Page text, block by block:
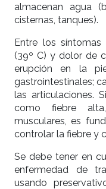
almacenan agua
cisternas, tanques).
Entre los
(39º C) y dolor de
erupción en la
gastrointestinales;
las articulaciones.
como fiebre
musculares, es
controlar la fiebre y
Se debe tener en
enfermedad de
usando